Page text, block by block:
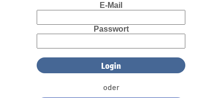
E-Mail
Passwort
oder